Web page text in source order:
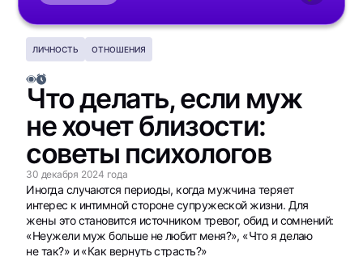
ЛИЧНОСТЬ ОТНОШЕНИЯ
Что делать, если муж
не хочет близости:
советы психологов
30 декабря 2024 года
Иногда случаются периоды, когда мужчина теряет
интерес к интимной стороне супружеской жизни. Для
жены это становится источником тревог, обид и сомнений:
«Неужели муж больше не любит меня?», «Что я делаю
не так?» и «Как вернуть страсть?»